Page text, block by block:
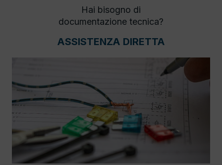
Hai bisogno di
documentazione tecnica?
ASSISTENZA DIRETTA